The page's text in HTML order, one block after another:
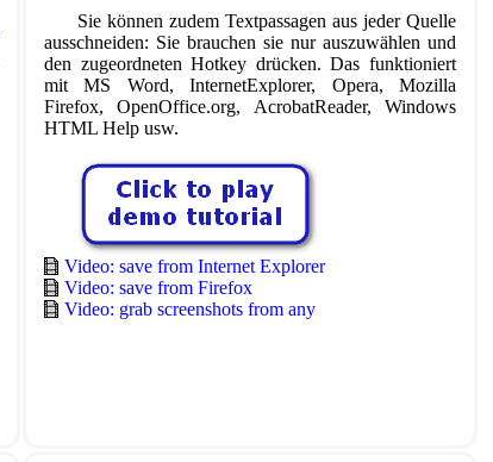
Sie können zudem Textpassagen aus jeder Quelle
ausschneiden: Sie brauchen sie nur auszuwählen und
den zugeordneten Hotkey drücken. Das funktioniert
mit MS Word, InternetExplorer, Opera, Mozilla
Firefox, OpenOffice.org, AcrobatReader, Windows
HTML Help usw.
Video: save from Internet Explorer
Video: save from Firefox
Video: grab screenshots from any